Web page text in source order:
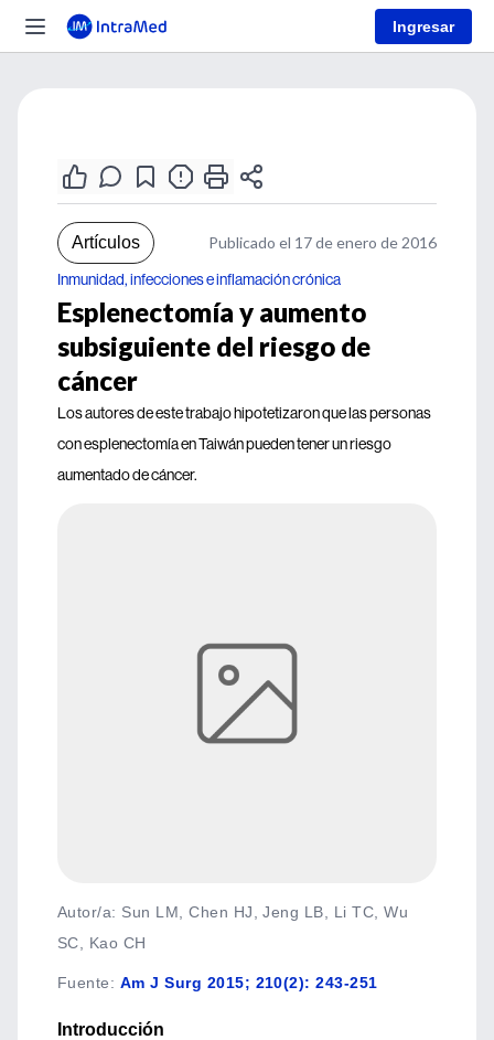
Ingresar
Artículos Publicado el 17 de enero de 2016
Inmunidad, infecciones e inflamación crónica
Esplenectomía y aumento
subsiguiente del riesgo de
cáncer
Los autores de este trabajo hipotetizaron que las personas
con esplenectomía en Taiwán pueden tener un riesgo
aumentado de cáncer.
Autor/a: Sun LM, Chen HJ, Jeng LB, Li TC, Wu
SC, Kao CH
Fuente: Am J Surg 2015; 210(2): 243-251
Introducción